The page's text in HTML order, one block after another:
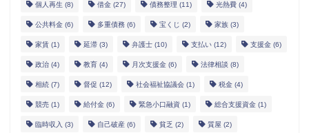
個人再生 (8) 借金 (27) 債務整理 (11) 光熱費 (4)
公共料金 (6) 多重債務 (6) 宝くじ (2) 家族 (3)
家賃 (1) 延滞 (3) 弁護士 (10) 支払い (12) 支援金 (6)
政治 (4) 教育 (4) 月次支援金 (6) 法律相談 (8)
相続 (7) 督促 (12) 社会福祉協議会 (1) 税金 (4)
競売 (1) 給付金 (6) 緊急小口融資 (1) 総合支援資金 (1)
臨時収入 (3) 自己破産 (6) 貧乏 (2) 質屋 (2)